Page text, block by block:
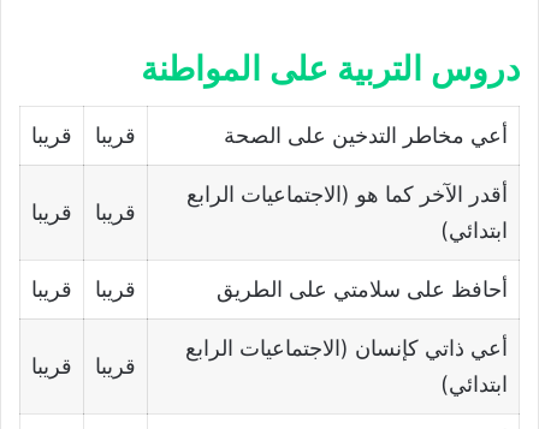
دروس التربیة على المواطنة
أعي مخاطر التدخین على الصحة قريبا قريبا
أقدر الآخر كما ھو (الاجتماعيات الرابع
ابتدائي)
قريبا قريبا
أحافظ على سلامتي على الطریق قريبا قريبا
أعي ذاتي كإنسان (الاجتماعيات الرابع
ابتدائي)
قريبا قريبا